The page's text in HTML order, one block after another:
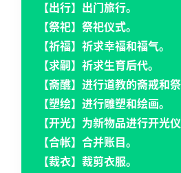
【出行】出门旅行。
【祭祀】祭祀仪式。
【祈福】祈求幸福和福气。
【求嗣】祈求生育后代。
【斋醮】进行道教的斋戒和祭
【塑绘】进行雕塑和绘画。
【开光】为新物品进行开光仪
【合帐】合并账目。
【裁衣】裁剪衣服。